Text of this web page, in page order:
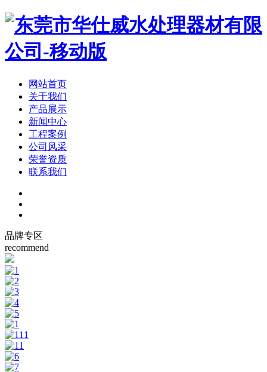
网站首页
关于我们
产品展示
新闻中心
工程案例
公司风采
荣誉资质
联系我们
品牌专区
recommend